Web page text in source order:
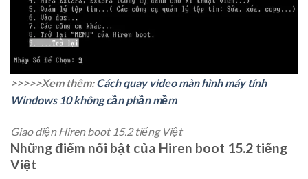
>>>>>Xem thêm:Cách quay video màn hình máy tính
Windows 10 không cần phần mềm
Giao diện Hiren boot 15.2 tiếng Việt
Những điểm nổi bật của Hiren boot 15.2 tiếng
Việt